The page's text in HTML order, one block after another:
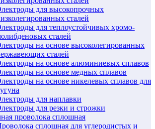
для высокопрочных
сталей
для теплоустойчивых хромо-
сталей
на основе высоколегированных
сталей
на основе алюминиевых сплавов
на основе медных сплавов
на основе никелевых сплавов для
для наплавки
для резки и строжки
проволока сплошная
сплошная для углеродистых и